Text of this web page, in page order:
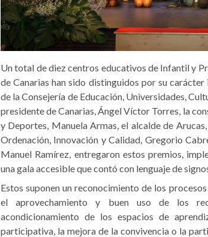
Un total de diez centros educativos de Infantil y
de Canarias han sido distinguidos por su
de la Consejería de Educación, Universidades,
presidente de Canarias, Ángel Víctor Torres, la
y Deportes, Manuela Armas, el alcalde de
Ordenación, Innovación y Calidad, Gregorio
Manuel Ramírez, entregaron estos premios,
una gala accesible que contó con lenguaje de
Estos suponen un reconocimiento de los
el aprovechamiento y buen uso de los
acondicionamiento de los espacios de
participativa, la mejora de la convivencia o la